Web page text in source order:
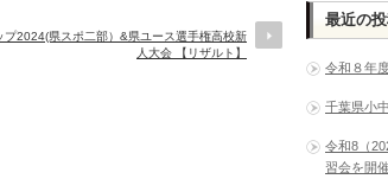
プ2024(県スポ二部）&県ユース選手権高校新
人大会 【リザルト】
最近の
令和８年
千葉県小
令和8（
習会を開